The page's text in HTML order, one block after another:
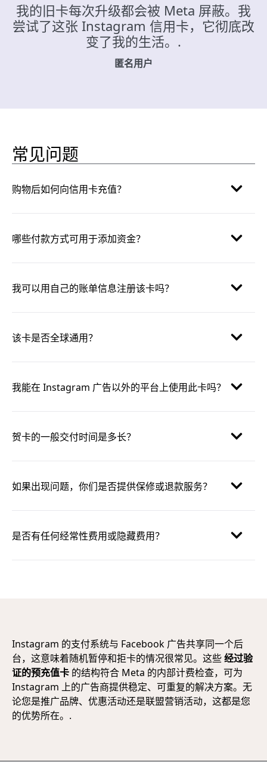
我的旧卡每次升级都会被 Meta 屏蔽。我
尝试了这张 Instagram 信用卡，它彻底改
变了我的生活。.
匿名用户
常见问题
购物后如何向信用卡充值？
哪些付款方式可用于添加资金？
我可以用自己的账单信息注册该卡吗？
该卡是否全球通用？
我能在 Instagram 广告以外的平台上使用此卡吗？
贺卡的一般交付时间是多长？
如果出现问题，你们是否提供保修或退款服务？
是否有任何经常性费用或隐藏费用？
Instagram 的支付系统与 Facebook 广告共享同一个后
台，这意味着随机暂停和拒卡的情况很常见。这些经过验
证的预充值卡 的结构符合 Meta 的内部计费检查，可为
Instagram 上的广告商提供稳定、可重复的解决方案。无
论您是推广品牌、优惠活动还是联盟营销活动，这都是您
的优势所在。.